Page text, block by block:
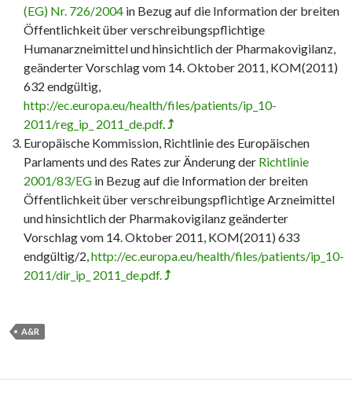
(EG) Nr. 726/2004 in Bezug auf die Information der breiten
Öffentlichkeit über verschreibungspflichtige
Humanarzneimittel und hinsichtlich der Pharmakovigilanz,
geänderter Vorschlag vom 14. Oktober 2011, KOM(2011)
632 endgültig,
http://ec.europa.eu/health/files/patients/ip_10-
2011/reg_ip_ 2011_de.pdf.⤴
Europäische Kommission, Richtlinie des Europäischen
Parlaments und des Rates zur Änderung der Richtlinie
2001/83/EG in Bezug auf die Information der breiten
Öffentlichkeit über verschreibungspflichtige Arzneimittel
und hinsichtlich der Pharmakovigilanz geänderter
Vorschlag vom 14. Oktober 2011, KOM(2011) 633
endgültig/2,http://ec.europa.eu/health/files/patients/ip_10-
2011/dir_ip_ 2011_de.pdf.⤴
A&R